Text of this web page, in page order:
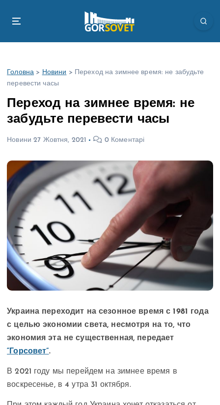
Головна > Новини >
Переход на зимнее время: не забудьте
перевести часы
Переход на зимнее время: не
забудьте перевести часы
Новини 27 Жовтня, 2021 0 Коментарі
Украина переходит на сезонное время с 1981 года
с целью экономии света, несмотря на то, что
экономия эта не существенная, передает
“Горсовет”.
В 2021 году мы перейдем на зимнее время в
воскресенье, в 4 утра 31 октября.